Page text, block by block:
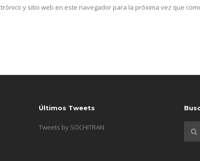
y sitio web en este navegador para la próxima vez que
Últimos Tweets
Tweets by SOCHITRAN